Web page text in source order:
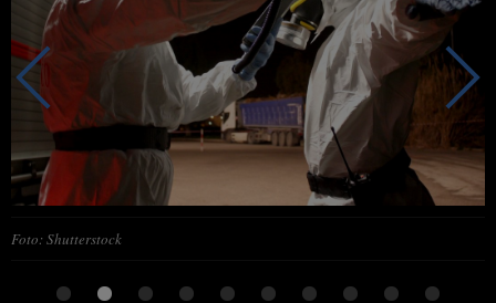
Foto: Shutterstock